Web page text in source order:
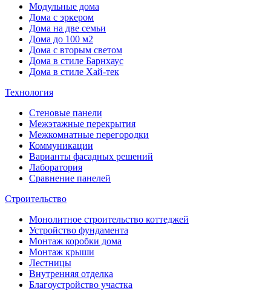
Модульные дома
Дома с эркером
Дома на две семьи
Дома до 100 м2
Дома с вторым светом
Дома в стиле Барнхаус
Дома в стиле Хай-тек
Технология
Стеновые панели
Межэтажные перекрытия
Межкомнатные перегородки
Коммуникации
Варианты фасадных решений
Лаборатория
Сравнение панелей
Строительство
Монолитное строительство коттеджей
Устройство фундамента
Монтаж коробки дома
Монтаж крыши
Лестницы
Внутренняя отделка
Благоустройство участка